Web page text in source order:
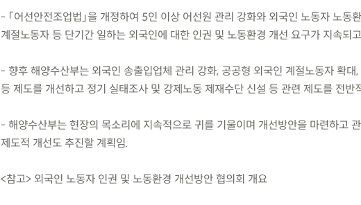
- 「어선안전조업법」을 개정하여 5인 이상 어선원 관리 강화와 외국인 노동자 노동
계절노동자 등 단기간 일하는 외국인에 대한 인권 및 노동환경 개선 요구가 지속되
- 향후 해양수산부는 외국인 송출입업체 관리 강화, 공공형 외국인 계절노동자 확대
등 제도를 개선하고 정기 실태조사 및 강제노동 제재수단 신설 등 관련 제도를 전반
- 해양수산부는 현장의 목소리에 지속적으로 귀를 기울이며 개선방안을 마련하고
제도적 개선도 추진할 계획임.
<참고> 외국인 노동자 인권 및 노동환경 개선방안 협의회 개요